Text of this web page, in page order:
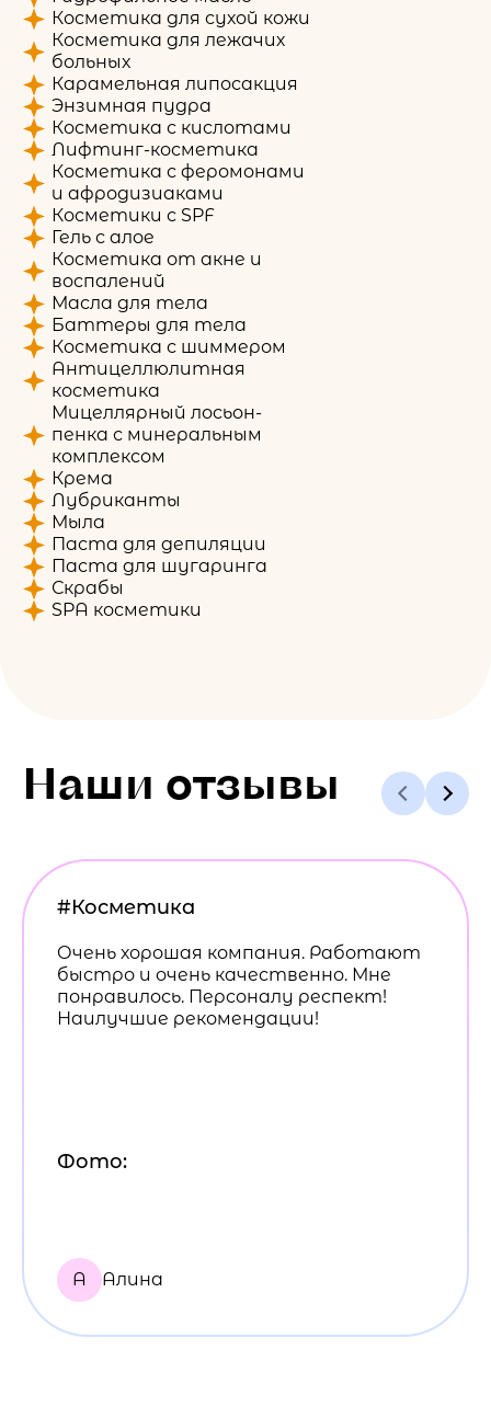
Косметика для сухой кожи
Косметика для лежачих
больных
Карамельная липосакция
Энзимная пудра
Косметика с кислотами
Лифтинг-косметика
Косметика с феромонами
и афродизиаками
Косметики с SPF
Гель с алое
Косметика от акне и
воспалений
Масла для тела
Баттеры для тела
Косметика с шиммером
Антицеллюлитная
косметика
Мицеллярный лосьон-
пенка с минеральным
комплексом
Крема
Лубриканты
Мыла
Паста для депиляции
Паста для шугаринга
Скрабы
SPA косметики
Наши отзывы
#Косметика
Очень хорошая компания. Работают
быстро и очень качественно. Мне
понравилось. Персоналу респект!
Наилучшие рекомендации!
Фото:
А Алина